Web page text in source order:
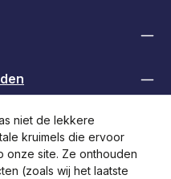
niet de lekkere
kruimels die ervoor
onze site. Ze onthouden
(zoals wij het laatste